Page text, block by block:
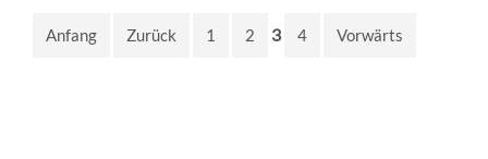
Anfang Zurück 1 2 3 4 Vorwärts